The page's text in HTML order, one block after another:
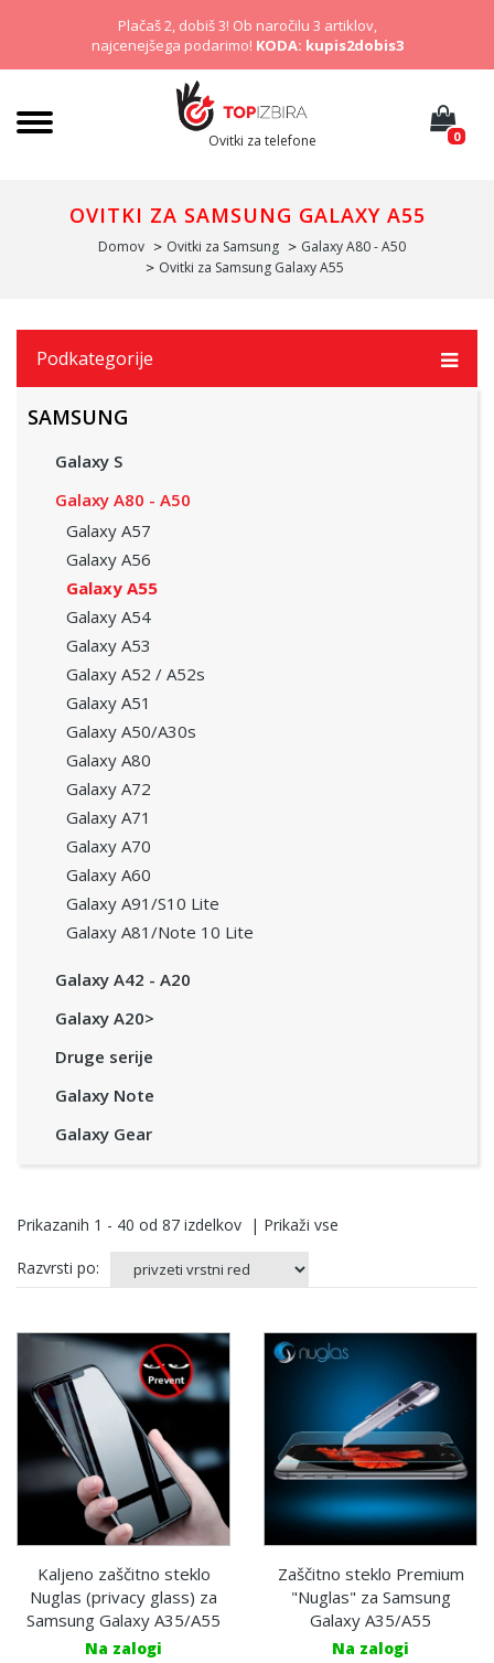
Plačaš 2, dobiš 3! Ob naročilu 3 artiklov,
najcenejšega podarimo! KODA: kupis2dobis3
Ovitki za telefone 0
OVITKI ZA SAMSUNG GALAXY A55
Domov Ovitki za Samsung
Galaxy A80 - A50
Ovitki za Samsung Galaxy A55
Podkategorije
SAMSUNG
Galaxy S
Galaxy A80 - A50
Galaxy A57
Galaxy A56
Galaxy A55
Galaxy A54
Galaxy A53
Galaxy A52 / A52s
Galaxy A51
Galaxy A50/A30s
Galaxy A80
Galaxy A72
Galaxy A71
Galaxy A70
Galaxy A60
Galaxy A91/S10 Lite
Galaxy A81/Note 10 Lite
Galaxy A42 - A20
Galaxy A20>
Druge serije
Galaxy Note
Galaxy Gear
Prikazanih 1 - 40 od 87 izdelkov | Prikaži vse
Razvrsti po:
Kaljeno zaščitno steklo
Nuglas (privacy glass) za
Samsung Galaxy A35/A55
Na zalogi
Zaščitno steklo Premium
"Nuglas" za Samsung
Galaxy A35/A55
Na zalogi